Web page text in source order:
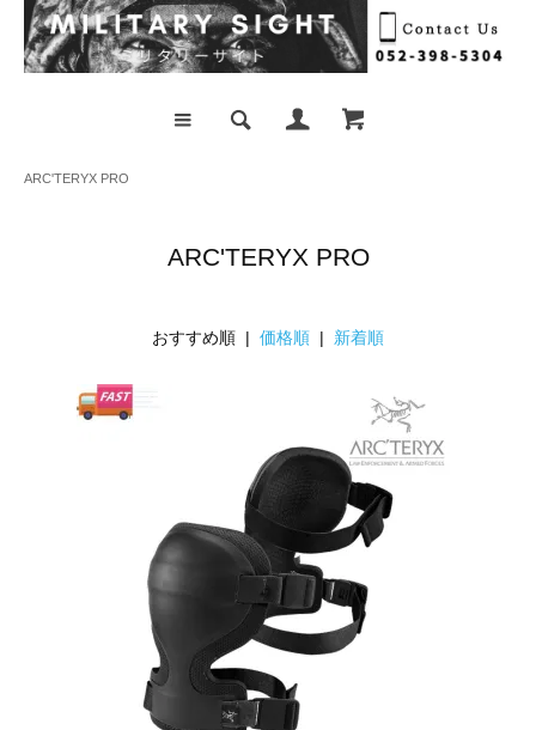
ARC'TERYX PRO
ARC'TERYX PRO
おすすめ順 | 価格順 | 新着順